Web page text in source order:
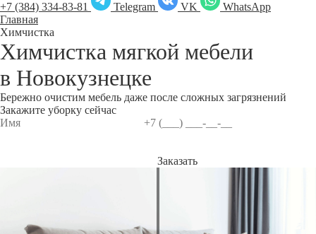
+7 (384) 334-83-81
Telegram VK
WhatsApp
Главная
Химчистка
Химчистка мягкой мебели
в Новокузнецке
Бережно очистим мебель даже после сложных загрязнений
Закажите уборку сейчас
Заказать